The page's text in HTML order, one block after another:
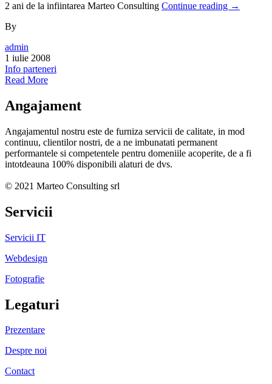
2 ani de la infiintarea Marteo Consulting Continue reading →
By
admin
1 iulie 2008
Info parteneri
Read More
Angajament
Angajamentul nostru este de furniza servicii de calitate, in mod
continuu, clientilor nostri, de a ne imbunatati permanent
performantele si competentele pentru domeniile acoperite, de a fi
intotdeauna 100% disponibili alaturi de dvs.
© 2021 Marteo Consulting srl
Servicii
Servicii IT
Webdesign
Fotografie
Legaturi
Prezentare
Despre noi
Contact